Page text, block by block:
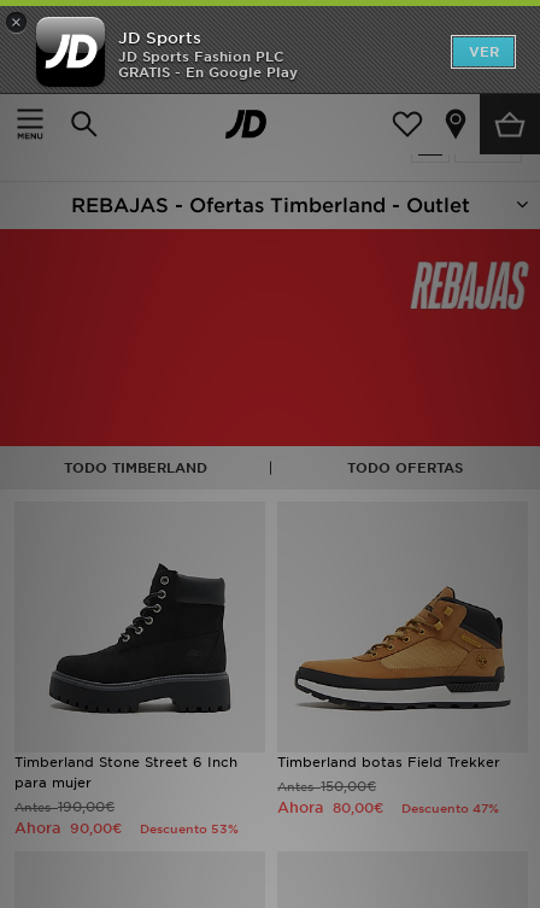
×
JD Sports
JD Sports Fashion PLC
GRATIS - En Google Play
VER
Página principal
Oferta | Timberland
4 productos encontrados
REBAJAS - Ofertas Timberland - Outlet
TODO TIMBERLAND TODO OFERTAS
Timberland Stone Street 6 Inch
para mujer
Antes190,00€
Ahora 90,00€ Descuento 53%
Timberland botas Field Trekker
Antes150,00€
Ahora 80,00€ Descuento 47%
Hombre
Mujer
Accesorios